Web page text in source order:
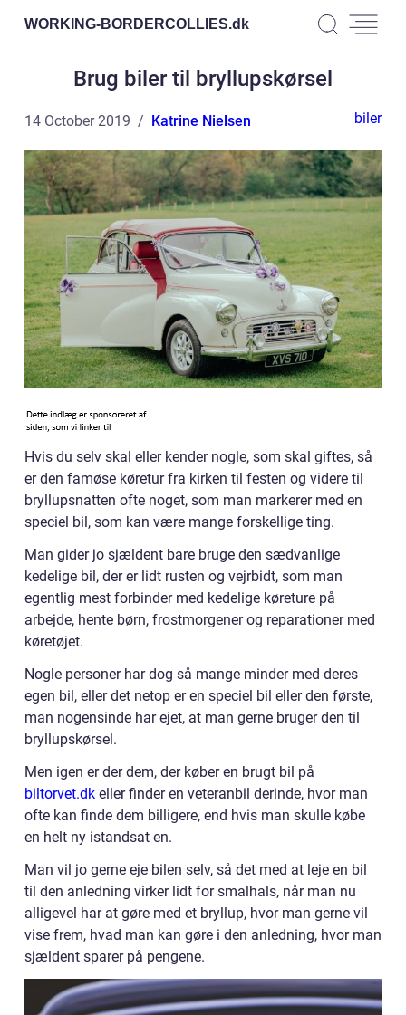
WORKING-BORDERCOLLIES.dk
Brug biler til bryllupskørsel
14 October 2019 Katrine Nielsen biler
Hvis du selv skal eller kender nogle, som skal giftes, så
er den famøse køretur fra kirken til festen og videre til
bryllupsnatten ofte noget, som man markerer med en
speciel bil, som kan være mange forskellige ting.
Man gider jo sjældent bare bruge den sædvanlige
kedelige bil, der er lidt rusten og vejrbidt, som man
egentlig mest forbinder med kedelige køreture på
arbejde, hente børn, frostmorgener og reparationer med
køretøjet.
Nogle personer har dog så mange minder med deres
egen bil, eller det netop er en speciel bil eller den første,
man nogensinde har ejet, at man gerne bruger den til
bryllupskørsel.
Men igen er der dem, der køber en brugt bil på
biltorvet.dk eller finder en veteranbil derinde, hvor man
ofte kan finde dem billigere, end hvis man skulle købe
en helt ny istandsat en.
Man vil jo gerne eje bilen selv, så det med at leje en bil
til den anledning virker lidt for smalhals, når man nu
alligevel har at gøre med et bryllup, hvor man gerne vil
vise frem, hvad man kan gøre i den anledning, hvor man
sjældent sparer på pengene.